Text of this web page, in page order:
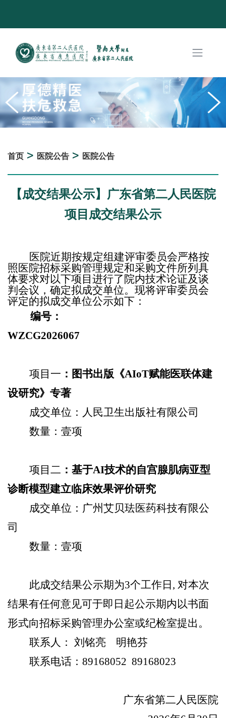
首页 > 医院公告 > 医院公告
【成交结果公示】广东省第二人民医院
项目成交结果公示
医院近期按规定组建评审委员会严格按
照医院招标采购管理规定和采购文件所列具
体要求对以下项目进行了院内技术论证及谈
判会议，确定拟成交单位。现将评审委员会
评定的拟成交单位公示如下：
编号：
WZCG2026067
项目一 ：图书出版《AIoT赋能医联体建
设研究》专著
成交单位：人民卫生出版社有限公司
数量：壹项
项目二 ：基于AI技术的自宫腺肌病亚型
诊断模型建立临床效果评价研究
成交单位：广州艾贝珐医药科技有限公
司
数量：壹项
此成交结果公示期为3个工作日 , 对本次
结果有任何意见可于即日起公示期内以书面
形式向招标采购管理办公室或纪检室提出。
联系人： 刘铭亮
明艳芬
联系电话： 89168052 89168023
广东省第二人民医院